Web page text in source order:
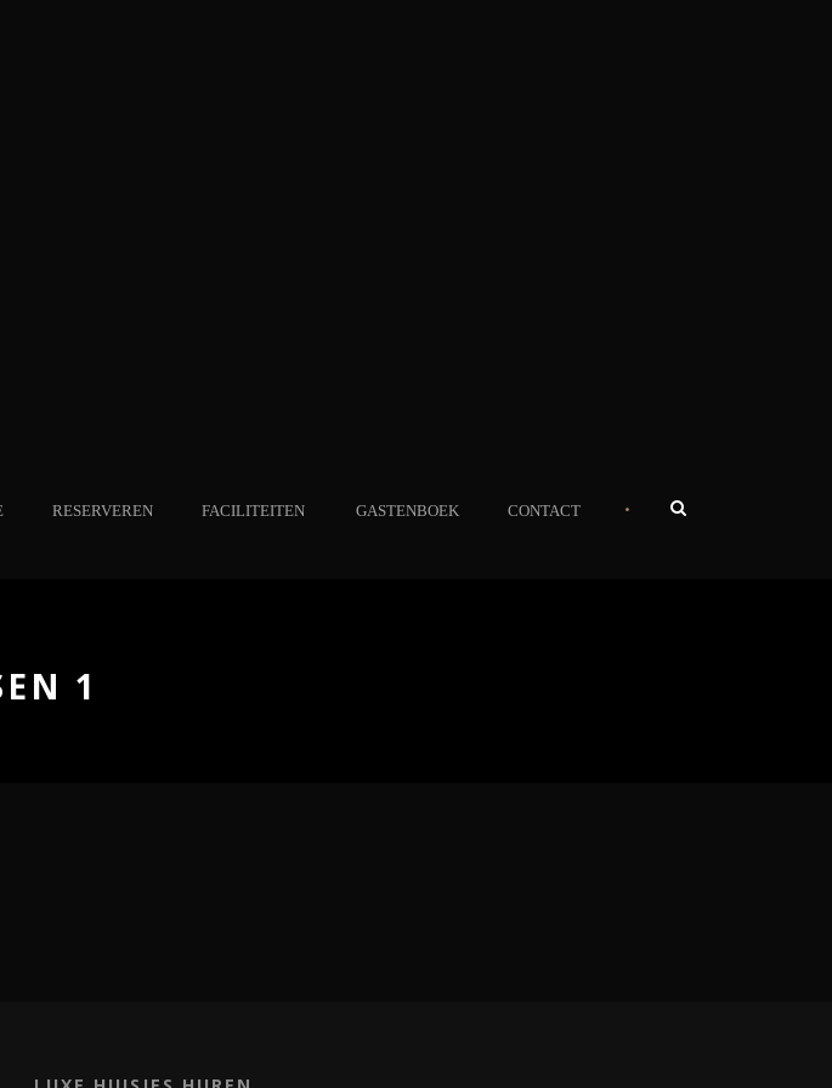
RESERVEREN FACILITEITEN GASTENBOEK CONTACT •
1